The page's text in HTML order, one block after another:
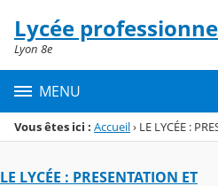
Menu de la rubrique
Contenu
Lycée
Lyon 8e
MENU
Vous êtes ici : Accueil› LE LYCÉE :
LE LYCÉE : PRESENTATION ET